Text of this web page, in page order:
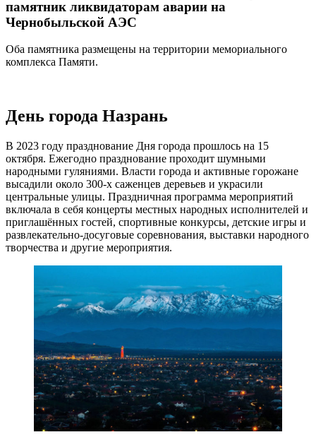
памятник ликвидаторам аварии на
Чернобыльской АЭС
Оба памятника размещены на территории мемориального
комплекса Памяти.
День города Назрань
В 2023 году празднование Дня города прошлось на 15
октября. Ежегодно празднование проходит шумными
народными гуляниями. Власти города и активные горожане
высадили около 300-х саженцев деревьев и украсили
центральные улицы. Праздничная программа мероприятий
включала в себя концерты местных народных исполнителей и
приглашённых гостей, спортивные конкурсы, детские игры и
развлекательно-досуговые соревнования, выставки народного
творчества и другие мероприятия.